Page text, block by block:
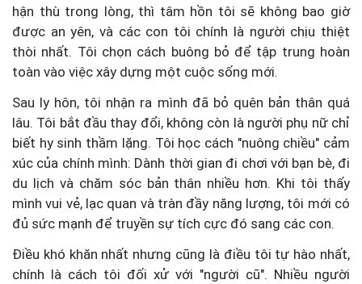
hận thù trong lòng, thì tâm hồn tôi sẽ không bao giờ
được an yên, và các con tôi chính là người chịu thiệt
thòi nhất. Tôi chọn cách buông bỏ để tập trung hoàn
toàn vào việc xây dựng một cuộc sống mới.
Sau ly hôn, tôi nhận ra mình đã bỏ quên bản thân quá
lâu. Tôi bắt đầu thay đổi, không còn là người phụ nữ chỉ
biết hy sinh thầm lặng. Tôi học cách "nuông chiều" cảm
xúc của chính mình: Dành thời gian đi chơi với bạn bè, đi
du lịch và chăm sóc bản thân nhiều hơn. Khi tôi thấy
mình vui vẻ, lạc quan và tràn đầy năng lượng, tôi mới có
đủ sức mạnh để truyền sự tích cực đó sang các con.
Điều khó khăn nhất nhưng cũng là điều tôi tự hào nhất,
chính là cách tôi đối xử với "người cũ". Nhiều người